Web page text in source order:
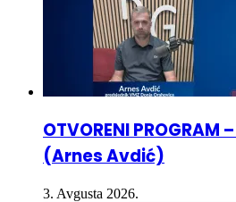
OTVORENI PROGRAM
(Arnes Avdić)
3. Avgusta 2026.